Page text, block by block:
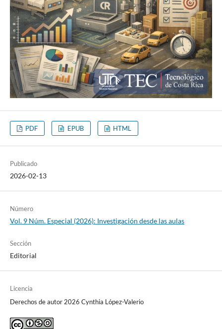
PDF EPUB HTML
Publicado
2026-02-13
Número
Vol. 9 Núm. Especial (2026): Investigación desde las aulas
Sección
Editorial
Licencia
Derechos de autor 2026 Cynthia López-Valerio